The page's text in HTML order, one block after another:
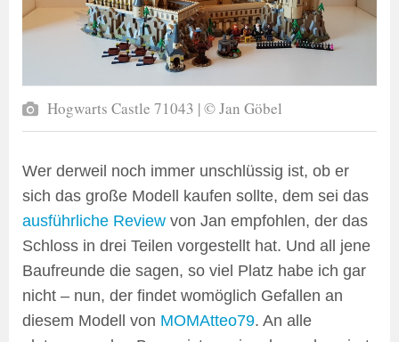
Hogwarts Castle 71043 | © Jan Göbel
Wer derweil noch immer unschlüssig ist, ob er
sich das große Modell kaufen sollte, dem sei das
ausführliche Review von Jan empfohlen, der das
Schloss in drei Teilen vorgestellt hat. Und all jene
Baufreunde die sagen, so viel Platz habe ich gar
nicht – nun, der findet womöglich Gefallen an
diesem Modell von MOMAtteo79. An alle